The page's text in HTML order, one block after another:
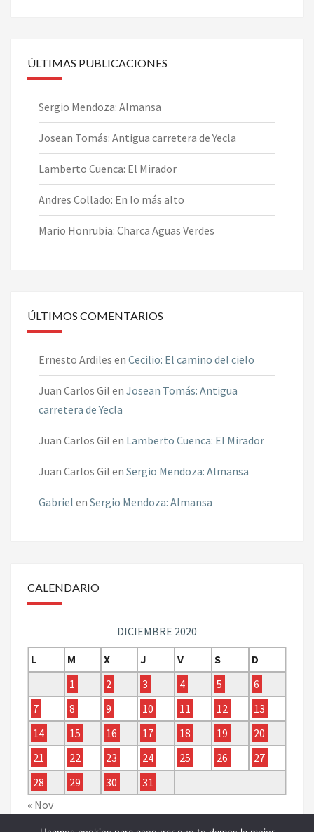
ÚLTIMAS PUBLICACIONES
Sergio Mendoza: Almansa
Josean Tomás: Antigua carretera de Yecla
Lamberto Cuenca: El Mirador
Andres Collado: En lo más alto
Mario Honrubia: Charca Aguas Verdes
ÚLTIMOS COMENTARIOS
Ernesto Ardiles en Cecilio: El camino del cielo
Juan Carlos Gil en Josean Tomás: Antigua
carretera de Yecla
Juan Carlos Gil en Lamberto Cuenca: El Mirador
Juan Carlos Gil en Sergio Mendoza: Almansa
Gabriel en Sergio Mendoza: Almansa
CALENDARIO
DICIEMBRE 2020
L
M X J V S
D
1
2 3 4 5
6
7
8 9 10 11 12
13
14
15 16 17 18 19
20
21
22 23 24 25 26
27
28
29 30
31
« Nov